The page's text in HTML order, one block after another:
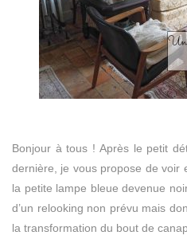
Bonjour à tous ! Après le petit
dernière, je vous propose de voir
la petite lampe bleue devenue
d’un relooking non prévu mais
la transformation du bout de